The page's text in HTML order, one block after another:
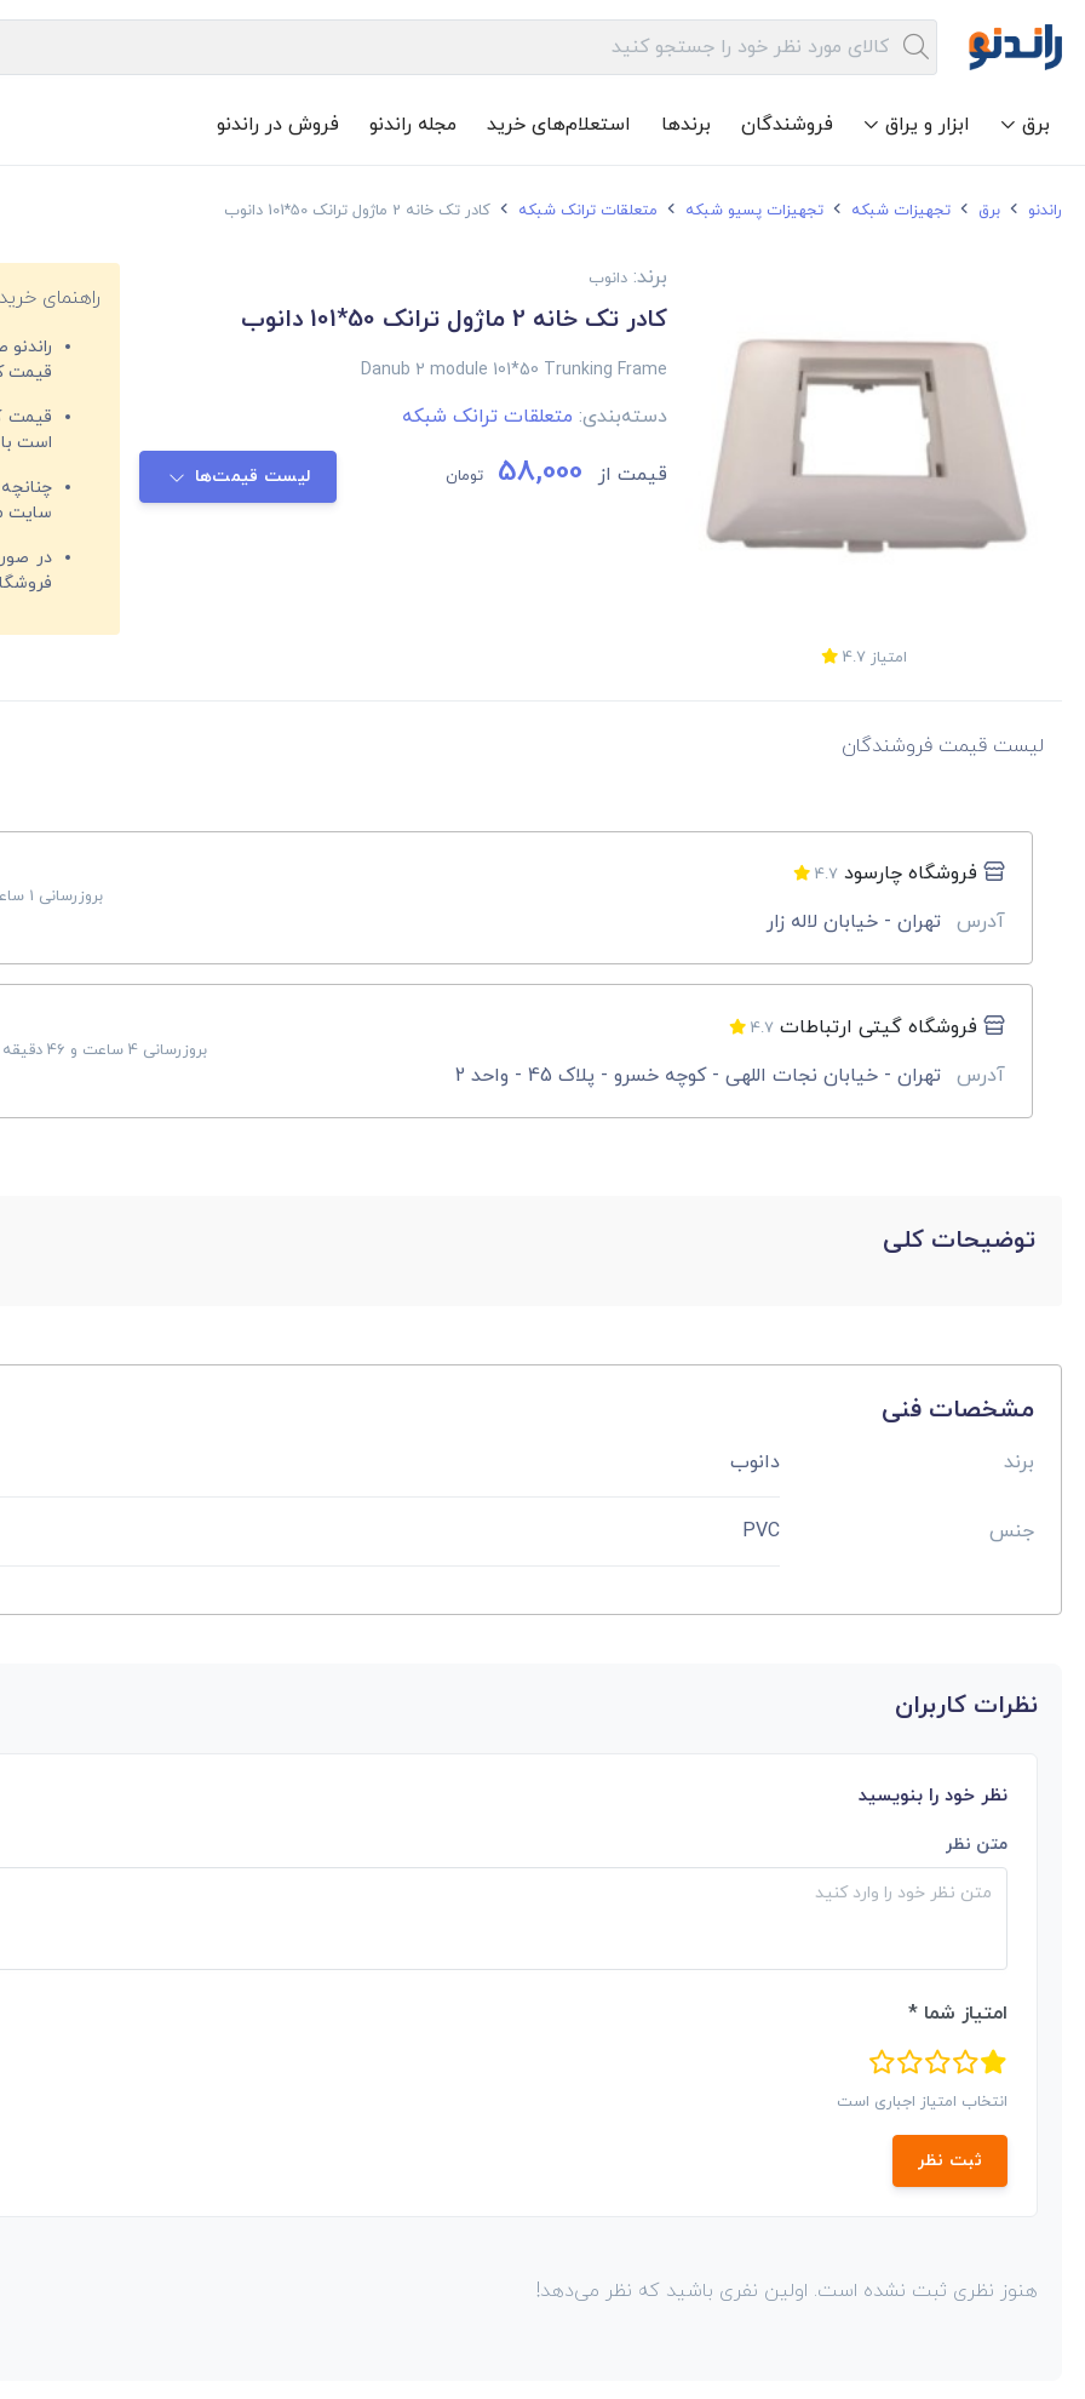
برق ابزار و یراق فروشندگان برندها استعلام‌های خرید مجله راندنو فروش در راندنو
راندنو برق تجهیزات شبکه تجهیزات پسیو شبکه متعلقات ترانک شبکه کادر تک خانه 2 ماژول ترانک 50*101 دانوب
امتیاز 4.7
برند: دانوب
کادر تک خانه 2 ماژول ترانک 50*101 دانوب
Danub 2 module 101*50 Trunking Frame
دسته‌بندی: متعلقات ترانک شبکه
قیمت از 58,000 تومان لیست قیمت‌ها
راهنمای خرید
قیمت‌
قیمت
است
سایت
لیست قیمت فروشندگان
فروشگاه چارسود 4.7
آدرس تهران - خیابان لاله زار
بروزرسانی 1 ساعت و 26 دقیقه قبل
فروشگاه گیتی ارتباطات 4.7
آدرس تهران - خیابان نجات اللهی - کوچه خسرو - پلاک 45 - واحد 2
بروزرسانی 4 ساعت و 46 دقیقه قبل
توضیحات کلی
مشخصات فنی
برند دانوب
جنس PVC
نظرات کاربران
نظر خود را بنویسید
متن نظر
امتیاز شما *
انتخاب امتیاز اجباری است
ثبت نظر
هنوز نظری ثبت نشده است. اولین نفری باشید که نظر می‌دهد!